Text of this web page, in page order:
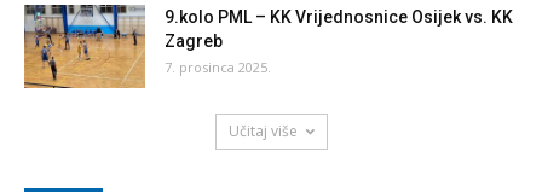
9.kolo PML – KK Vrijednosnice Osijek vs. KK
Zagreb
7. prosinca 2025.
Učitaj više